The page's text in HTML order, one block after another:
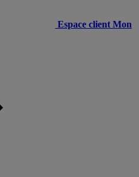
Espace client Mon